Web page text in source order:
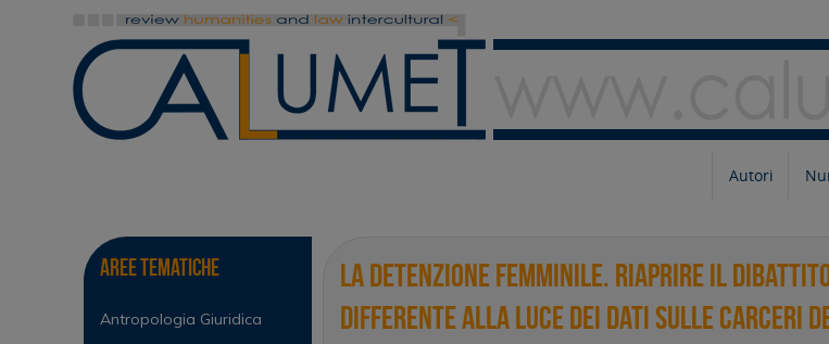
Autori
La detenzione femminile. Riaprire il
differente alla luce dei dati sulle carceri
Aree tematiche
Antropologia Giuridica